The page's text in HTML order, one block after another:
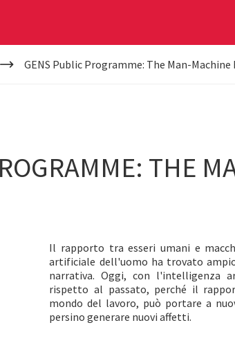
GENS Public Programme: The Man-
THE
Il rapporto tra esseri umani e
artificiale dell'uomo ha trovato
narrativa. Oggi, con l'intelligenza
rispetto al passato, perché il
mondo del lavoro, può portare a
persino generare nuovi affetti.